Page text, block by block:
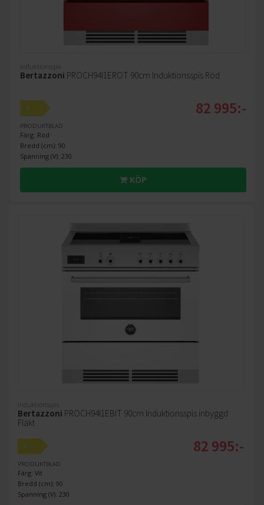
Induktionsspis
Bertazzoni PROCH94I1EROT 90cm Induktionsspis Röd
A
PRODUKTBLAD
Färg: Röd
Bredd (cm): 90
Spänning (V): 230
82 995:-
KÖP
Induktionsspis
Bertazzoni PROCH94I1EBIT 90cm Induktionsspis inbyggd
Fläkt
A
PRODUKTBLAD
Färg: Vit
Bredd (cm): 90
Spänning (V): 230
82 995:-